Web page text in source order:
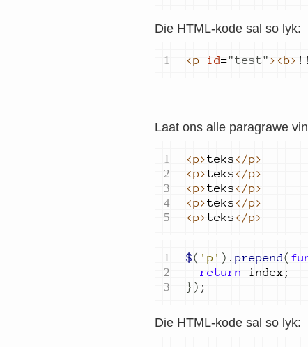
Die HTML-kode sal so lyk:
<p id="test" > <b>
Laat ons alle paragrawe
<p>teks </p>
<p>teks </p>
<p>teks </p>
<p>teks </p>
<p>teks </p>
$( 'p' ) . prepend(
return
index ;
}) ;
Die HTML-kode sal so lyk: